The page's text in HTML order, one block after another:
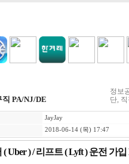
직 PA/NJ/DE
정보
단,
JayJay
2018-06-14 (목) 17:47
( Uber ) / 리프트 ( Lyft ) 운전 가